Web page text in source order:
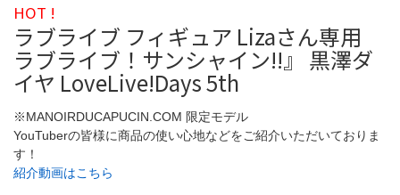
HOT !
ラブライブ フィギュア Lizaさん専用
ラブライブ！サンシャイン!!』 黒澤ダ
イヤ LoveLive!Days 5th
※MANOIRDUCAPUCIN.COM 限定モデル
YouTuberの皆様に商品の使い心地などをご紹介いただいておりま
す！
紹介動画はこちら